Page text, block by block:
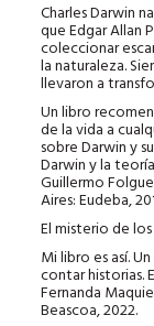
Charles Darwin
que Edgar Allan
coleccionar
la naturaleza.
llevaron a
Un libro
de la vida a
sobre Darwin y
Darwin y la
Guillermo
Aires: Eudeba,
El misterio de
Mi libro es así.
contar historias.
Fernanda
Beascoa, 2022.